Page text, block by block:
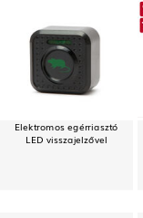
Elektromos egérriasztó
LED visszajelzővel